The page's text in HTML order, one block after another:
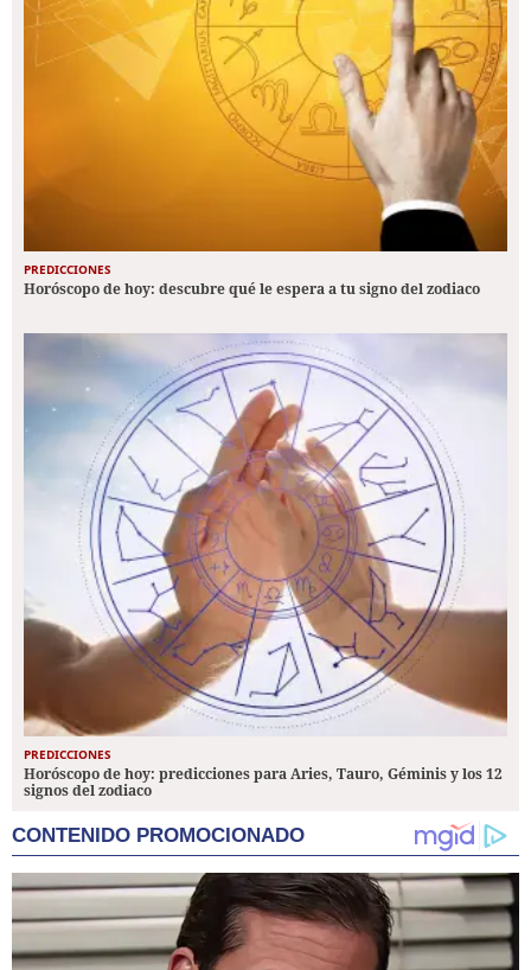
PREDICCIONES
Horóscopo de hoy: descubre qué le espera a tu signo del zodiaco
PREDICCIONES
Horóscopo de hoy: predicciones para Aries, Tauro, Géminis y los 12
signos del zodiaco
CONTENIDO PROMOCIONADO